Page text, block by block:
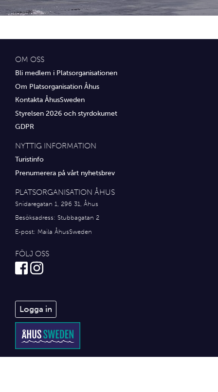
Transport
Övrig service
OM OSS
Bli medlem i Platsorganisationen
Om Platsorganisation Åhus
Kontakta ÅhusSweden
Styrelsen 2026 och styrdokumet
GDPR
NYTTIG INFORMATION
Turistinfo
Prenumerera på vårt nyhetsbrev
PLATSORGANISATION ÅHUS
Snidaregatan 1, 296 31, Åhus
Besöksadress: Stubbagatan 2
E-post: Maila ÅhusSweden
FÖLJ OSS
Logga in